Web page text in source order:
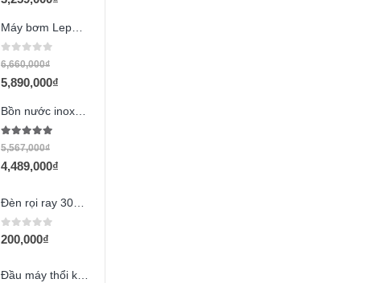
Máy bơm Lepono ACm220B3 (3HP Ố.90)
0 out of 5
6,660,000₫
5,890,000₫
Bồn nước inox Hwata 1500L đứng
5.00out of 5
5,567,000₫
4,489,000₫
0out of 5
200,000₫
Đầu máy thổi khí Maro RL50